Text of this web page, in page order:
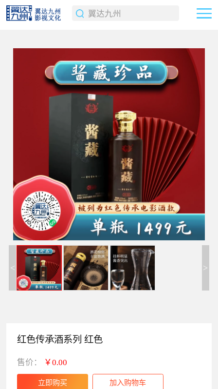
< >
红色传承酒系列 红色
售价： ￥0.00